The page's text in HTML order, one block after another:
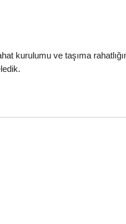
kurulumu ve taşıma